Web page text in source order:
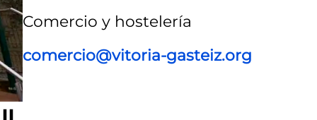
Comercio y hostelería
comercio@vitoria-gasteiz.org